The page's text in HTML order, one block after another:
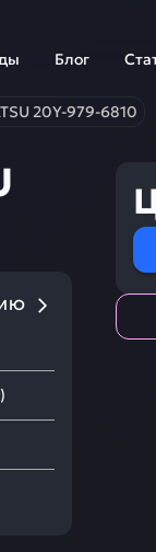
Блог
20Y-979-6810
)